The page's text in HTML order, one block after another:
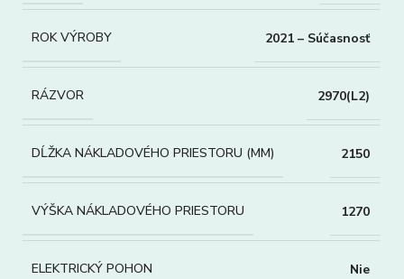
ROK VÝROBY 2021 – Súčasnosť
RÁZVOR 2970(L2)
DĹŽKA NÁKLADOVÉHO PRIESTORU (MM) 2150
VÝŠKA NÁKLADOVÉHO PRIESTORU 1270
ELEKTRICKÝ POHON Nie